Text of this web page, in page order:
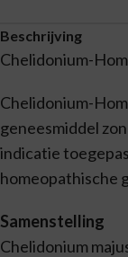
Beschrijving
Chelidonium-
Chelidonium-
geneesmiddel
indicatie
homeopathische
Samenstelling
Chelidonium